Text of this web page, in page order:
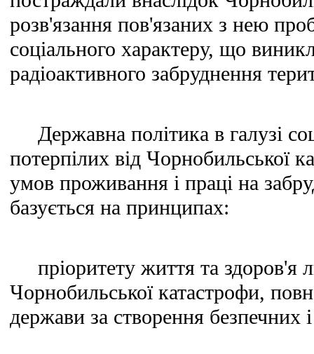
розв'язання пов'язаних з нею
соціального характеру, що
радіоактивного забруднення
Державна політика в галузі
потерпілих від Чорнобильської
умов проживання і праці на
базується на принципах:
пріоритету життя та здоров'я
Чорнобильської катастрофи,
держави за створення безпечних